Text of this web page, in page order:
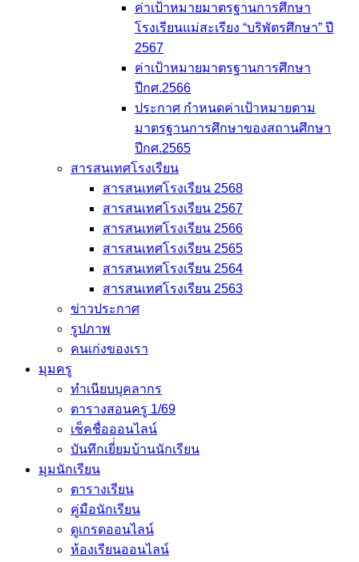
ค่าเป้าหมายมาตรฐานการศึกษา
โรงเรียนแม่สะเรียง “บริพัตรศึกษา” ปี
2567
ค่าเป้าหมายมาตรฐานการศึกษา
ปีกศ.2566
ประกาศ กำหนดค่าเป้าหมายตาม
มาตรฐานการศึกษาของสถานศึกษา
ปีกศ.2565
สารสนเทศโรงเรียน
สารสนเทศโรงเรียน 2568
สารสนเทศโรงเรียน 2567
สารสนเทศโรงเรียน 2566
สารสนเทศโรงเรียน 2565
สารสนเทศโรงเรียน 2564
สารสนเทศโรงเรียน 2563
ข่าวประกาศ
รูปภาพ
คนเก่งของเรา
มุมครู
ทำเนียบบุคลากร
ตารางสอนครู 1/69
เช็คชื่อออนไลน์
บันทึกเยี่่ยมบ้านนักเรียน
มุมนักเรียน
ตารางเรียน
คู่มือนักเรียน
ดูเกรดออนไลน์
ห้องเรียนออนไลน์